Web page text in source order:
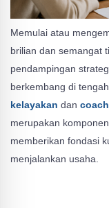
Memulai atau
brilian dan semangat
pendampingan
berkembang di
kelayakan dan
merupakan
memberikan fondasi
menjalankan usaha.